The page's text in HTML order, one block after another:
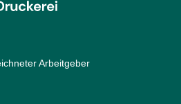
Arbeitgeber